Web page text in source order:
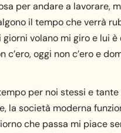
per andare a lavorare,
il tempo che verrà
giorni volano mi giro e lui
c’ero, oggi non c’ero e
per noi stessi e tante
la società moderna
che passa mi piace